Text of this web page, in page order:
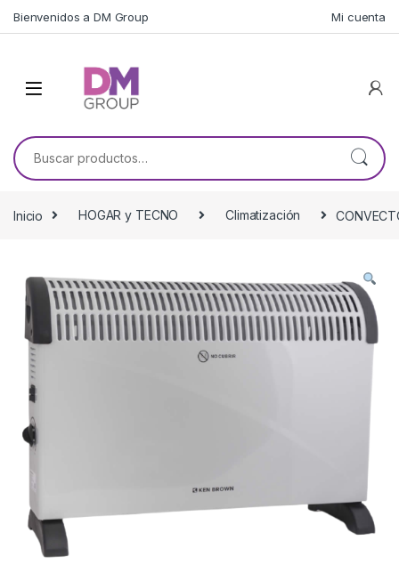
Bienvenidos a DM Group Mi cuenta
Buscar por:
Inicio HOGAR y TECNO Climatización